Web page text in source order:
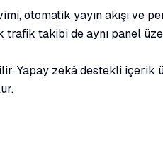
otomatik yayın akışı ve
trafik takibi de aynı panel
Yapay zekâ destekli içerik